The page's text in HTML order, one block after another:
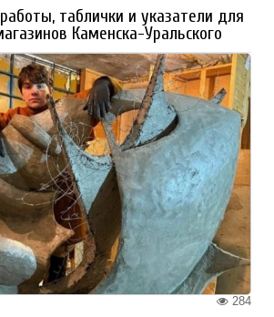
таблички и указатели для
Каменска-Уральского
284